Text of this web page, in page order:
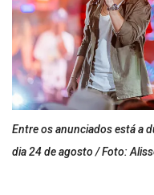
Entre os anunciados está a
dia 24 de agosto / Foto: